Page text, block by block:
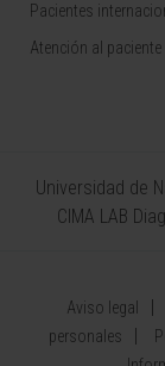
Pacientes
Atención al paciente
Universidad de
CIMA LAB
Aviso legal
personales